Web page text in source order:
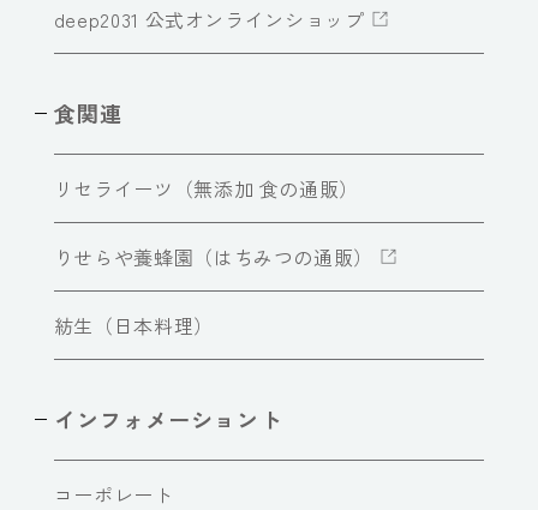
deep2031 公式オンラインショップ
食関連
リセライーツ（無添加 食の通販）
りせらや養蜂園（はちみつの通販）
紡生（日本料理）
インフォメーショント
コーポレート